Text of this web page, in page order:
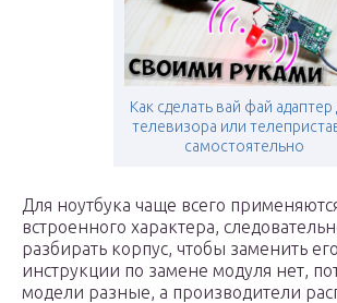
Как сделать вай фай адаптер
телевизора или
самостоятельно
Для ноутбука чаще всего
встроенного характера,
разбирать корпус, чтобы заменить
инструкции по замене модуля нет,
модели разные, а производители